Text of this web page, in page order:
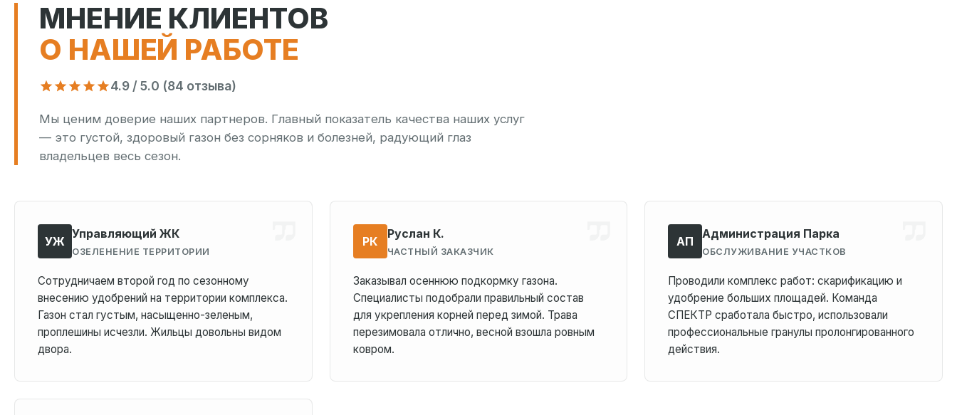
МНЕНИЕ КЛИЕНТОВ
О НАШЕЙ РАБОТЕ
4.9 / 5.0 (84 отзыва)
Мы ценим доверие наших партнеров. Главный показатель качества наших услуг
— это густой, здоровый газон без сорняков и болезней, радующий глаз
владельцев весь сезон.
УЖ
Управляющий ЖК
ОЗЕЛЕНЕНИЕ ТЕРРИТОРИИ
Сотрудничаем второй год по сезонному
внесению удобрений на территории комплекса.
Газон стал густым, насыщенно-зеленым,
проплешины исчезли. Жильцы довольны видом
двора.
РК
Руслан К.
ЧАСТНЫЙ ЗАКАЗЧИК
Заказывал осеннюю подкормку газона.
Специалисты подобрали правильный состав
для укрепления корней перед зимой. Трава
перезимовала отлично, весной взошла ровным
ковром.
АП
Администрация Парка
ОБСЛУЖИВАНИЕ УЧАСТКОВ
Проводили комплекс работ: скарификацию и
удобрение больших площадей. Команда
СПЕКТР сработала быстро, использовали
профессиональные гранулы пролонгированного
действия.